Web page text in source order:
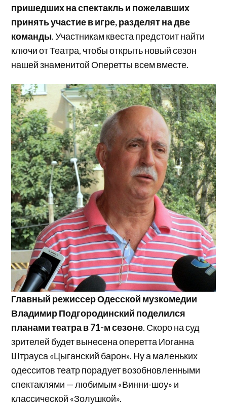
пришедших на спектакль и пожелавших
принять участие в игре, разделят на две
команды. Участникам квеста предстоит найти
ключи от Театра, чтобы открыть новый сезон
нашей знаменитой Оперетты всем вместе.
Главный режиссер Одесской музкомедии
Владимир Подгородинский поделился
планами театра в 71-м сезоне. Скоро на суд
зрителей будет вынесена оперетта Иоганна
Штрауса «Цыганский барон». Ну а маленьких
одесситов театр порадует возобновленными
спектаклями — любимым «Винни-шоу» и
классической «Золушкой».